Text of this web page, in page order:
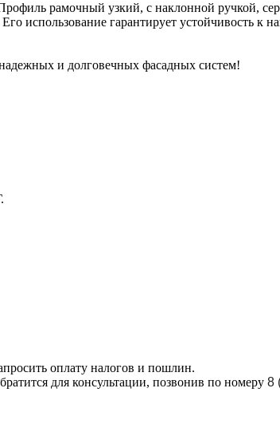
рамочный узкий, c наклонной ручкой,
использование гарантирует устойчивость к
и долговечных фасадных систем!
оплату налогов и пошлин.
для консультации, позвонив по номеру 8